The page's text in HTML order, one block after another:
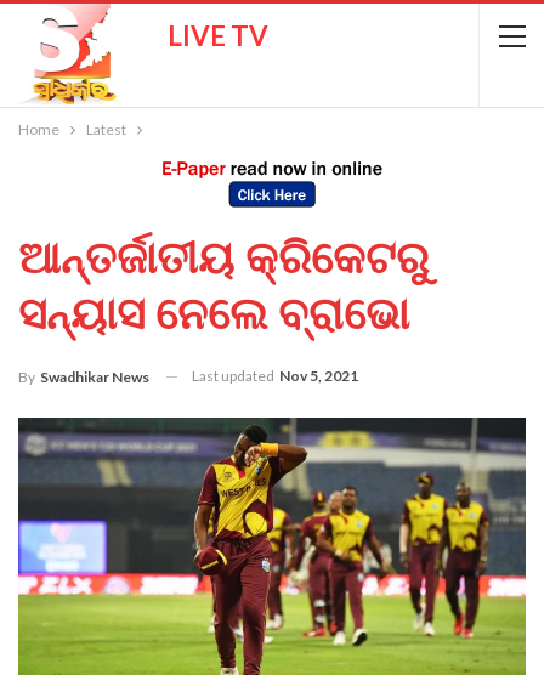
LIVE TV
Home Latest
ଆନ୍ତର୍ଜାତୀୟ କ୍ରିକେଟରୁ
ସନ୍ୟାସ ନେଲେ ବ୍ରାଭୋ
By Swadhikar News Last updated Nov 5, 2021